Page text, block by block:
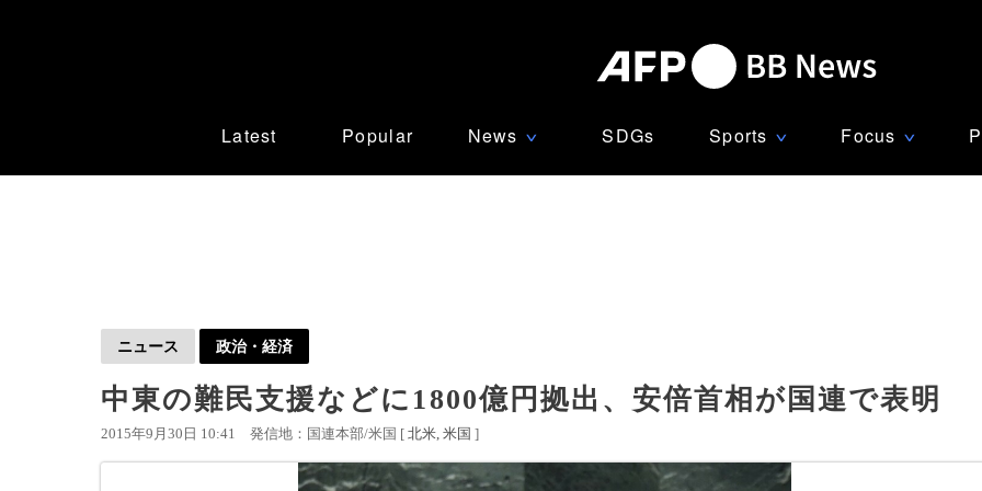
Latest Popular News ∨ SDGs Sports ∨ Focus ∨
ニュース 政治・経済
中東の難民支援などに1800億円拠出、安倍首相が国連で表明
2015年9月30日 10:41 発信地：国連本部/米国 [ 北米 米国 ]